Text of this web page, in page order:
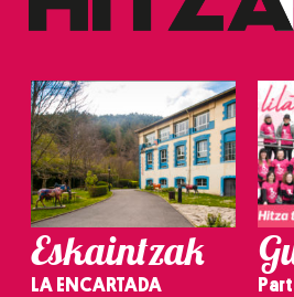
erabiltzeko baimen esplizitua
irakurri
Eskaintzak
LA ENCARTADA